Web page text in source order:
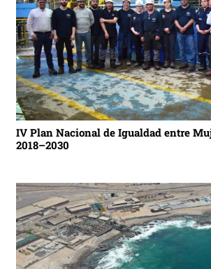
IV Plan Nacional de Igualdad entre
2018–2030